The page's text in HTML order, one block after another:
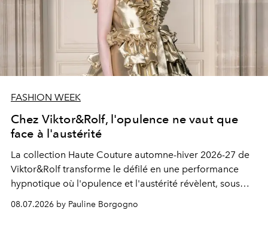
FASHION WEEK
Chez Viktor&Rolf, l'opulence ne vaut que
face à l'austérité
La collection Haute Couture automne-hiver 2026-27 de
Viktor&Rolf transforme le défilé en une performance
hypnotique où l'opulence et l'austérité révèlent, sous
des apparences opposées, une même humanité.
08.07.2026 by Pauline Borgogno